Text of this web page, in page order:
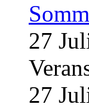
27
27